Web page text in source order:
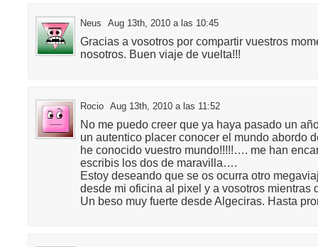
Neus Aug 13th, 2010 a las 10:45
Gracias a vosotros por compartir vuestros
nosotros. Buen viaje de vuelta!!!
Rocio Aug 13th, 2010 a las 11:52
No me puedo creer que ya haya pasado un
un autentico placer conocer el mundo abordo
he conocido vuestro mundo!!!!!…. me han
escribis los dos de maravilla….
Estoy deseando que se os ocurra otro
desde mi oficina al pixel y a vosotros
Un beso muy fuerte desde Algeciras. Hasta